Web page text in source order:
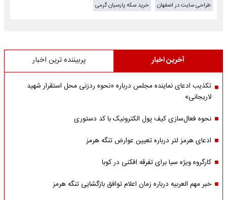
طراحی سایت در اصفهان
خرید سکه پارسیان گرمی
آخرین اخبار پربیننده ترین اخبار
تکذیب ادعای نماینده مجلس درباره «نحوه ردزنی محل استقرار شهید
لاریجانی»
نحوه فعال‌سازی کیف پول الکترونیک با کد دستوری
ادعای هرمز لتر درباره تعیین عوارض تنگه هرمز
کارگروه ویژه سیا برای تفرقه افکنی در کوبا
خبر مهم العربیه درباره زمان اعلام توافق بازگشایی تنگه هرمز